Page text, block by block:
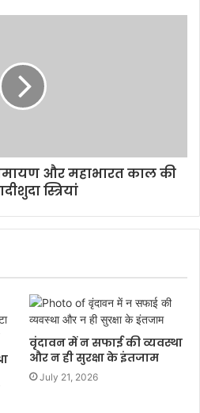
और महाभारत काल की
स्त्रियां
वृंदावन में न सफाई की व्यवस्था
और न ही सुरक्षा के इंतजाम
July 21, 2026